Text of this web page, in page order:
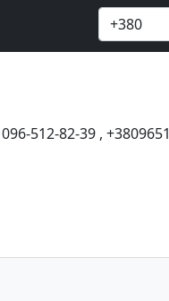
096-512-82-39 ,